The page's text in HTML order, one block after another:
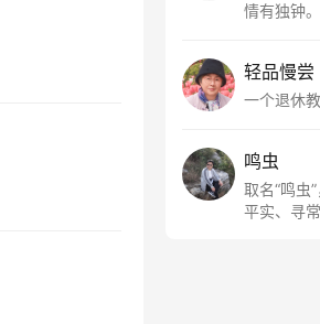
情有独钟
轻品慢尝
一个退休
鸣虫
取名“鸣虫
平实、寻